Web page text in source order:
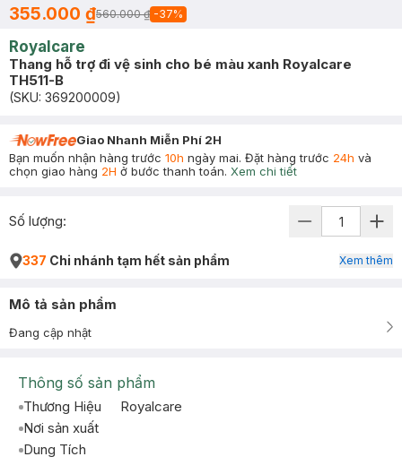
355.000 ₫560.000 ₫ -37%
Royalcare
Thang hỗ trợ đi vệ sinh cho bé màu xanh Royalcare
TH511-B
(SKU: 369200009)
Giao Nhanh Miễn Phí 2H
Bạn muốn nhận hàng trước 10h ngày mai. Đặt hàng trước 24h và
chọn giao hàng 2H ở bước thanh toán. Xem chi tiết
Số lượng:
337 Chi nhánh tạm hết sản phẩm Xem thêm
Mô tả sản phẩm
Đang cập nhật
Thông số sản phẩm
Thương Hiệu
Royalcare
Nơi sản xuất
Dung Tích